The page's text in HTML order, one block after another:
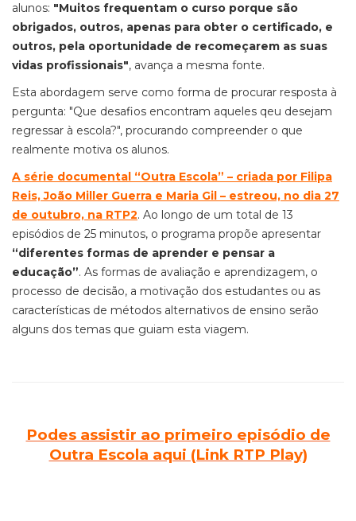
alunos: "Muitos frequentam o curso porque são
obrigados, outros, apenas para obter o certificado, e
outros, pela oportunidade de recomeçarem as suas
vidas profissionais", avança a mesma fonte.
Esta abordagem serve como forma de procurar resposta à
pergunta: "Que desafios encontram aqueles qeu desejam
regressar à escola?", procurando compreender o que
realmente motiva os alunos.
A série documental “Outra Escola” – criada por Filipa
Reis, João Miller Guerra e Maria Gil – estreou, no dia 27
de outubro, na RTP2. Ao longo de um total de 13
episódios de 25 minutos, o programa propõe apresentar
“diferentes formas de aprender e pensar a
educação”. As formas de avaliação e aprendizagem, o
processo de decisão, a motivação dos estudantes ou as
características de métodos alternativos de ensino serão
alguns dos temas que guiam esta viagem.
Podes assistir ao primeiro episódio de
Outra Escola aqui (Link RTP Play)